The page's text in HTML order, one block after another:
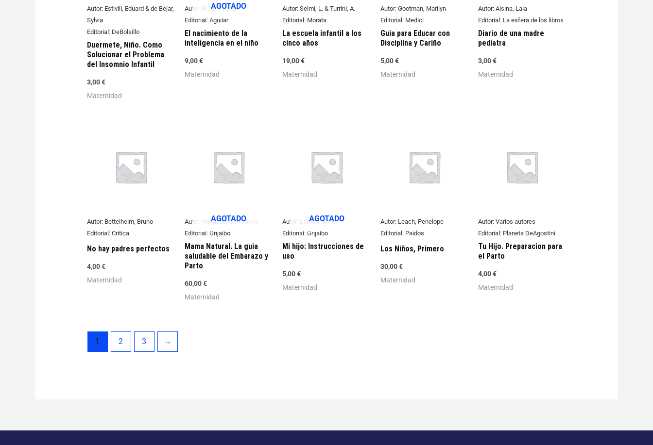
Autor:Estivill, Eduard & de Bejar,
Sylvia
Editorial:DeBolsillo
Duermete, Niño. Como
Solucionar el Problema
del Insomnio Infantil
3,00€
Maternidad
AGOTADO
Autor:
Piaget, Jean
Editorial: Aguilar
El nacimiento de la
inteligencia en el niño
9,00€
Maternidad
Autor: Selmi, L. & Turrini, A.
Editorial: Morata
La escuela infantil a los
cinco años
19,00€
Maternidad
Autor:Gootman, Marilyn
Editorial:Medici
Guia para Educar con
Disciplina y Cariño
5,00€
Maternidad
Autor:Alsina, Laia
Editorial:La esfera de los libros
Diario de una madre
pediatra
3,00€
Maternidad
Autor:Bettelheim, Bruno
Editorial:Critica
No hay padres perfectos
4,00€
Maternidad
AGOTADO
Autor:
Howland, Genevieve
Editorial: Grijalbo
Mama Natural. La guia
saludable del Embarazo y
Parto
60,00€
Maternidad
AGOTADO
Autor:
Lamott, Anne
Editorial: Grijalbo
Mi hijo: Instrucciones de
uso
5,00€
Maternidad
Autor:Leach, Penelope
Editorial:Paidos
Los Niños, Primero
30,00€
Maternidad
Autor:Varios autores
Editorial:Planeta DeAgostini
Tu Hijo. Preparacion para
el Parto
4,00€
Maternidad
1 2 3 →